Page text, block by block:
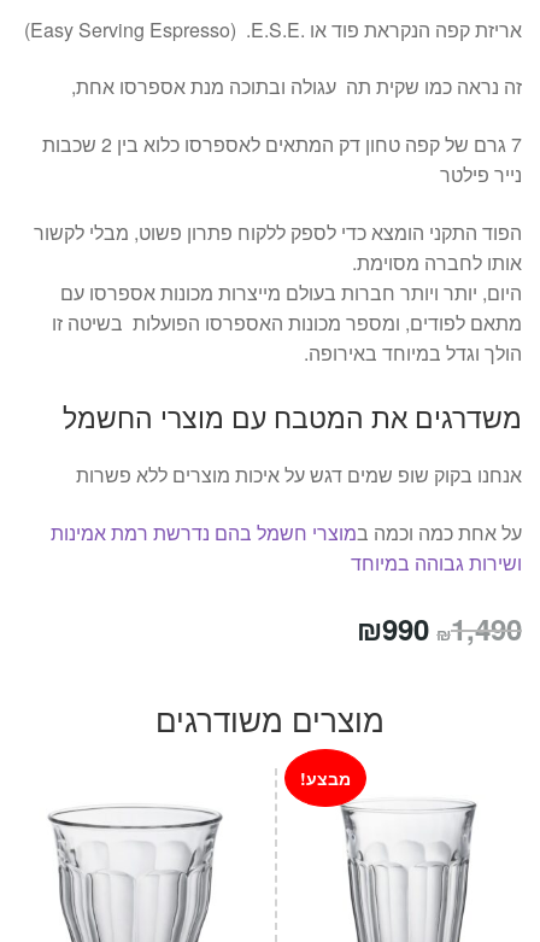
אריזת קפה הנקראת פוד או E.S.E.
.
(Easy Serving Espresso)
זה נראה כמו שקית תה עגולה ובתוכה מנת אספרסו אחת,
7 גרם של קפה טחון דק המתאים לאספרסו כלוא בין 2 שכבות
נייר פילטר
הפוד התקני הומצא כדי לספק ללקוח פתרון פשוט, מבלי לקשור
אותו לחברה מסוימת.
היום, יותר ויותר חברות בעולם מייצרות מכונות אספרסו עם
מתאם לפודים, ומספר מכונות האספרסו הפועלות בשיטה זו
הולך וגדל במיוחד באירופה.
משדרגים את המטבח עם מוצרי החשמל
אנחנו בקוק שופ שמים דגש על איכות מוצרים ללא פשרות
על אחת כמה וכמה במוצרי חשמל בהם נדרשת רמת אמינות
ושירות גבוהה במיוחד
₪1,490 המחיר
היה:
₪1,490.
₪990
הוא:
₪990.
מוצרים משודרגים
מבצע!